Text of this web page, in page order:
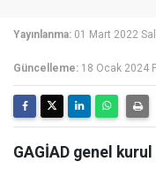
Yayınlanma: 01 Mart 2022
Güncelleme: 18 Ocak 2024
GAGİAD genel